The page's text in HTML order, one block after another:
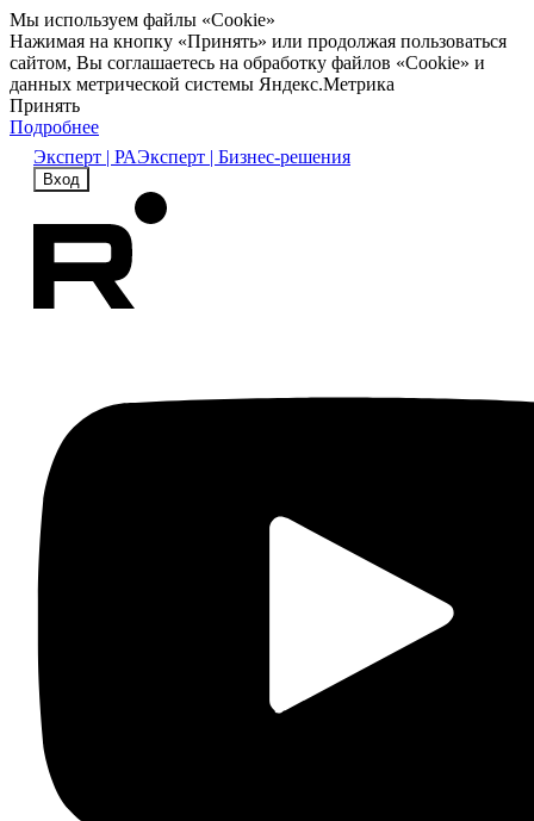
Мы используем файлы «Cookie»
Нажимая на кнопку «Принять» или продолжая пользоваться
сайтом, Вы соглашаетесь на обработку файлов «Cookie» и
данных метрической системы Яндекс.Метрика
Принять
Подробнее
Эксперт | РАЭксперт | Бизнес-решения
Вход